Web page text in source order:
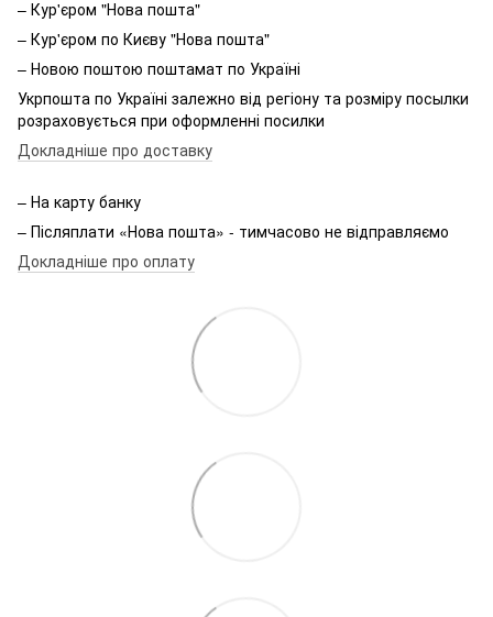
– Кур'єром "Нова пошта"
– Кур'єром по Києву "Нова пошта"
– Новою поштою поштамат по Україні
Укрпошта по Україні залежно від регіону та розміру посылки
розраховується при оформленні посилки
Докладніше про доставку
– На карту банку
– Післяплати «Нова пошта» - тимчасово не відправляємо
Докладніше про оплату